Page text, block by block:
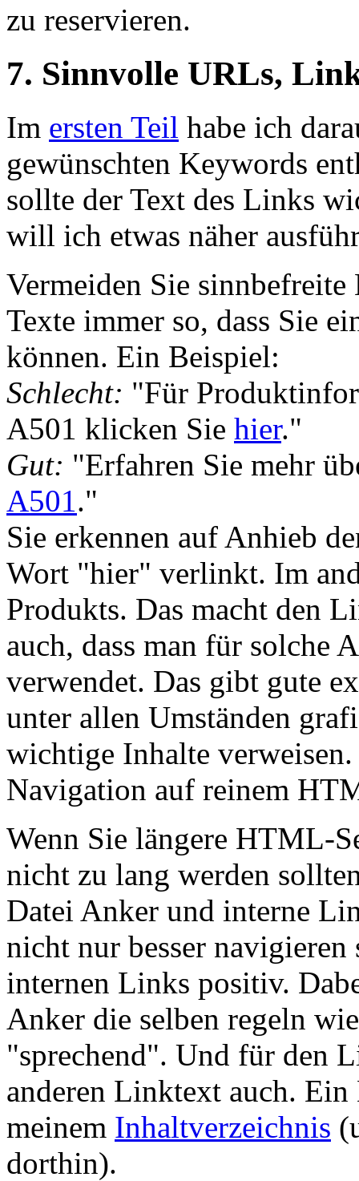
zu reservieren.
7. Sinnvolle URLs,
Im ersten Teil habe ich
gewünschten Keywords
sollte der Text des Links
will ich etwas näher
Vermeiden Sie
Texte immer so, dass Sie
können. Ein Beispiel:
Schlecht: "Für
A501 klicken Sie hier."
Gut: "Erfahren Sie mehr
A501."
Sie erkennen auf Anhieb
Wort "hier" verlinkt. Im
Produkts. Das macht den
auch, dass man für solche
verwendet. Das gibt gute
unter allen Umständen
wichtige Inhalte
Navigation auf reinem
Wenn Sie längere HTML-
nicht zu lang werden
Datei Anker und interne
nicht nur besser
internen Links positiv.
Anker die selben regeln
"sprechend". Und für den
anderen Linktext auch.
meinem Inhaltverzeichnis
dorthin).